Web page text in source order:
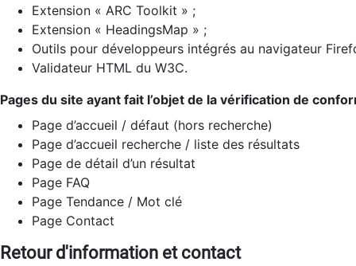
Extension « ARC Toolkit » ;
Extension « HeadingsMap » ;
Outils pour développeurs intégrés au navigateur
Validateur HTML du W3C.
Pages du site ayant fait l’objet de la vérification de
Page d’accueil / défaut (hors recherche)
Page d’accueil recherche / liste des résultats
Page de détail d’un résultat
Page FAQ
Page Tendance / Mot clé
Page Contact
Retour d'information et contact